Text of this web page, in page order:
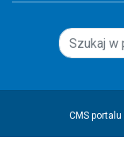
CMS portalu